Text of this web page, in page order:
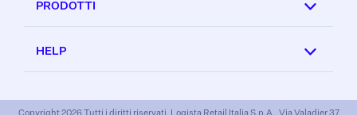
PRODOTTI
HELP
Copyright 2026 Tutti i diritti riservati. Logista Retail Italia S.p.A., Via Valadier 37